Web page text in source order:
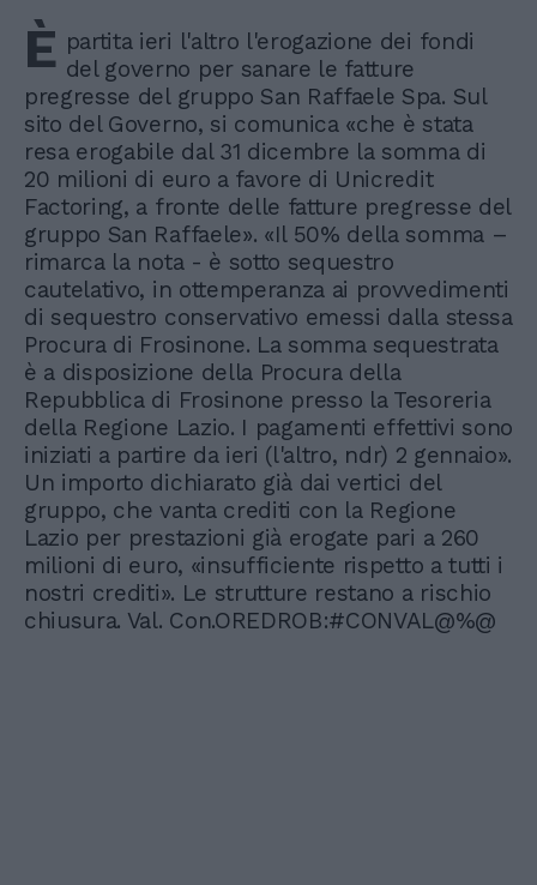
È partita ieri l'altro l'erogazione dei fondi
del governo per sanare le fatture
pregresse del gruppo San Raffaele Spa. Sul
sito del Governo, si comunica «che è stata
resa erogabile dal 31 dicembre la somma di
20 milioni di euro a favore di Unicredit
Factoring, a fronte delle fatture pregresse del
gruppo San Raffaele». «Il 50% della somma –
rimarca la nota - è sotto sequestro
cautelativo, in ottemperanza ai provvedimenti
di sequestro conservativo emessi dalla stessa
Procura di Frosinone. La somma sequestrata
è a disposizione della Procura della
Repubblica di Frosinone presso la Tesoreria
della Regione Lazio. I pagamenti effettivi sono
iniziati a partire da ieri (l'altro, ndr) 2 gennaio».
Un importo dichiarato già dai vertici del
gruppo, che vanta crediti con la Regione
Lazio per prestazioni già erogate pari a 260
milioni di euro, «insufficiente rispetto a tutti i
nostri crediti». Le strutture restano a rischio
chiusura. Val. Con.OREDROB:#CONVAL@%@